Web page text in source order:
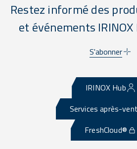
Restez informé des
et événements
S'abonner
IRINOX Hub
Services après-
FreshCloud®